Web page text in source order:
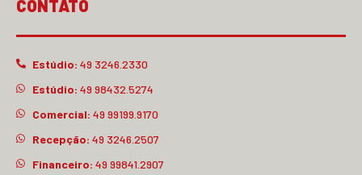
CONTATO
Estúdio: 49 3246.2330
Estúdio: 49 98432.5274
Comercial: 49 99199.9170
Recepção: 49 3246.2507
Financeiro: 49 99841.2907